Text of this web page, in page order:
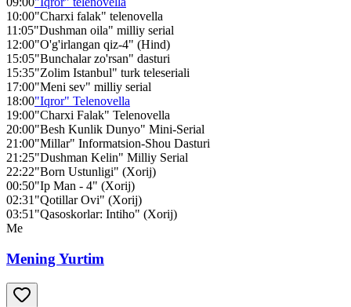
10:00"Charxi falak" telenovella
11:05"Dushman oila" milliy serial
12:00"O'g'irlangan qiz-4" (Hind)
15:05"Bunchalar zo'rsan" dasturi
15:35"Zolim Istanbul" turk teleseriali
17:00"Meni sev" milliy serial
18:00"Iqror" Telenovella
19:00"Charxi Falak" Telenovella
20:00"Besh Kunlik Dunyo" Mini-Serial
21:00"Millar" Informatsion-Shou Dasturi
21:25"Dushman Kelin" Milliy Serial
22:22"Born Ustunligi" (Xorij)
00:50"Ip Man - 4" (Xorij)
02:31 "Qotillar Ovi" (Xorij)
03:51 "Qasoskorlar: Intiho" (Xorij)
Me
Mening Yurtim